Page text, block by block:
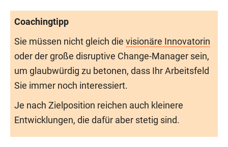
Coachingtipp
Sie müssen nicht gleich die visionäre Innovatorin
oder der große disruptive Change-Manager sein,
um glaubwürdig zu betonen, dass Ihr Arbeitsfeld
Sie immer noch interessiert.
Je nach Zielposition reichen auch kleinere
Entwicklungen, die dafür aber stetig sind.